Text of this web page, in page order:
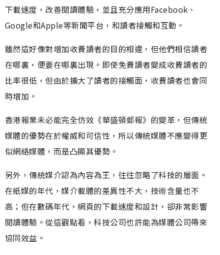
下載速度，改善閱讀體驗，並且充分應用Facebook、
Google和Apple等新聞平台，和讀者接觸和互動。
雖然這好像對增加收費讀者的目的相違，但他們相信讀者
在哪裏，便要在哪裏出現。即使免費讀者變成收費讀者的
比率很低，但由於擴大了讀者的接觸面，收費讀者也會同
時增加。
香港報業未必能完全仿效《華盛頓郵報》的變革，但傳統
媒體的優勢在於權威和可信性，所以傳統媒體不應變得更
似網絡媒體，而是凸顯其優勢。
另外，傳統媒介認為內容為王，往往忽略了科技的層面。
在紙媒的年代，媒介載體的差異性不大，技術含量也不
高；但在數碼年代，網頁的下載速度和設計，卻非常影響
閱讀體驗。從這觀點看，科技公司也許能為媒體公司帶來
協同效益。